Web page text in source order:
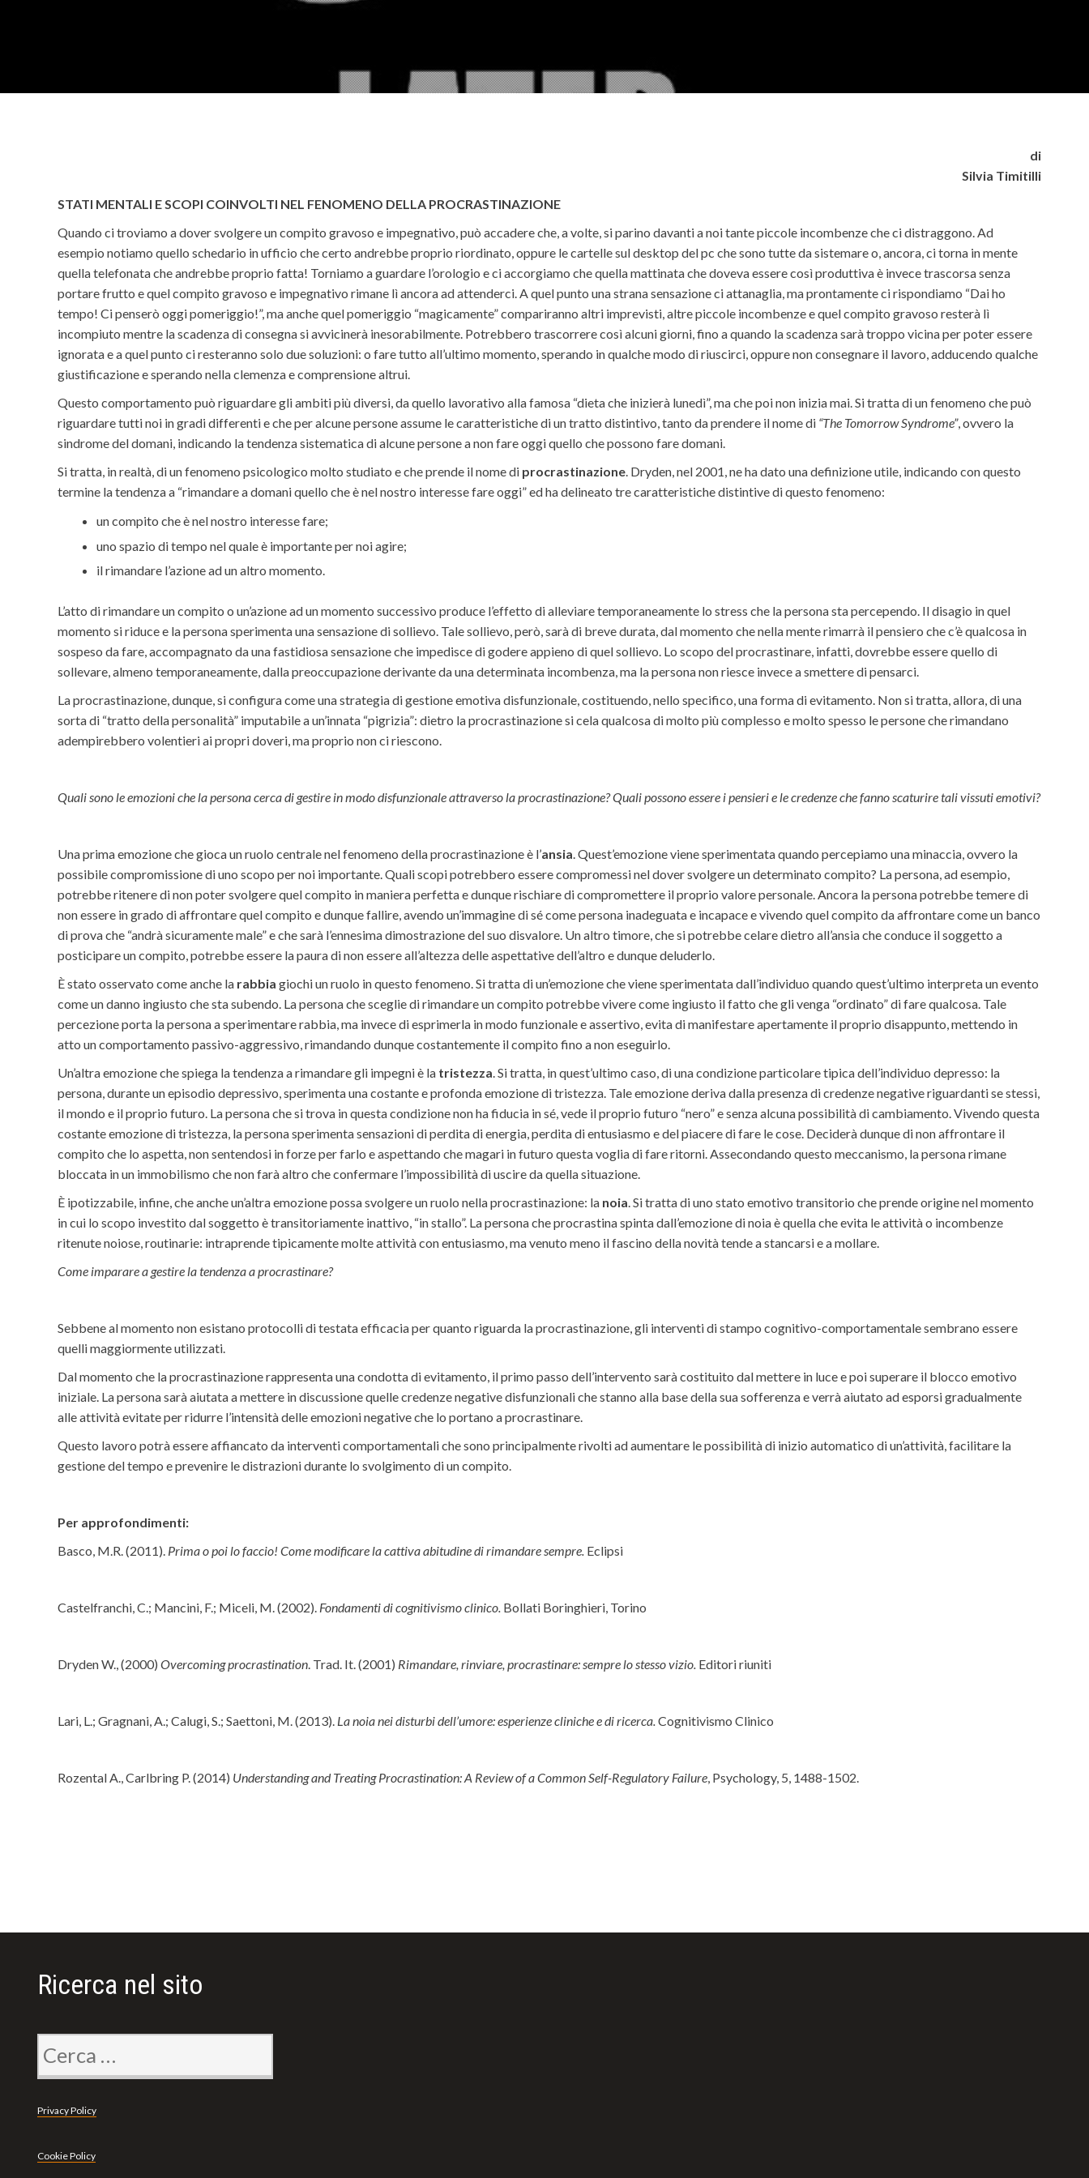
di
Silvia Timitilli
STATI MENTALI E SCOPI COINVOLTI NEL FENOMENO DELLA PROCRASTINAZIONE
Quando ci troviamo a dover svolgere un compito gravoso e impegnativo, può accadere che, a volte, si parino davanti a noi tante piccole incombenze che ci distraggono. Ad
esempio notiamo quello schedario in ufficio che certo andrebbe proprio riordinato, oppure le cartelle sul desktop del pc che sono tutte da sistemare o, ancora, ci torna in mente
quella telefonata che andrebbe proprio fatta! Torniamo a guardare l’orologio e ci accorgiamo che quella mattinata che doveva essere così produttiva è invece trascorsa senza
portare frutto e quel compito gravoso e impegnativo rimane lì ancora ad attenderci. A quel punto una strana sensazione ci attanaglia, ma prontamente ci rispondiamo “Dai ho
tempo! Ci penserò oggi pomeriggio!”, ma anche quel pomeriggio “magicamente” compariranno altri imprevisti, altre piccole incombenze e quel compito gravoso resterà lì
incompiuto mentre la scadenza di consegna si avvicinerà inesorabilmente. Potrebbero trascorrere così alcuni giorni, fino a quando la scadenza sarà troppo vicina per poter essere
ignorata e a quel punto ci resteranno solo due soluzioni: o fare tutto all’ultimo momento, sperando in qualche modo di riuscirci, oppure non consegnare il lavoro, adducendo qualche
giustificazione e sperando nella clemenza e comprensione altrui.
Questo comportamento può riguardare gli ambiti più diversi, da quello lavorativo alla famosa “dieta che inizierà lunedì”, ma che poi non inizia mai. Si tratta di un fenomeno che può
riguardare tutti noi in gradi differenti e che per alcune persone assume le caratteristiche di un tratto distintivo, tanto da prendere il nome di “The Tomorrow Syndrome”, ovvero la
sindrome del domani, indicando la tendenza sistematica di alcune persone a non fare oggi quello che possono fare domani.
Si tratta, in realtà, di un fenomeno psicologico molto studiato e che prende il nome di procrastinazione. Dryden, nel 2001, ne ha dato una definizione utile, indicando con questo
termine la tendenza a “rimandare a domani quello che è nel nostro interesse fare oggi” ed ha delineato tre caratteristiche distintive di questo fenomeno:
un compito che è nel nostro interesse fare;
uno spazio di tempo nel quale è importante per noi agire;
il rimandare l’azione ad un altro momento.
L’atto di rimandare un compito o un’azione ad un momento successivo produce l’effetto di alleviare temporaneamente lo stress che la persona sta percependo. Il disagio in quel
momento si riduce e la persona sperimenta una sensazione di sollievo. Tale sollievo, però, sarà di breve durata, dal momento che nella mente rimarrà il pensiero che c’è qualcosa in
sospeso da fare, accompagnato da una fastidiosa sensazione che impedisce di godere appieno di quel sollievo. Lo scopo del procrastinare, infatti, dovrebbe essere quello di
sollevare, almeno temporaneamente, dalla preoccupazione derivante da una determinata incombenza, ma la persona non riesce invece a smettere di pensarci.
La procrastinazione, dunque, si configura come una strategia di gestione emotiva disfunzionale, costituendo, nello specifico, una forma di evitamento. Non si tratta, allora, di una
sorta di “tratto della personalità” imputabile a un’innata “pigrizia”: dietro la procrastinazione si cela qualcosa di molto più complesso e molto spesso le persone che rimandano
adempirebbero volentieri ai propri doveri, ma proprio non ci riescono.
Quali sono le emozioni che la persona cerca di gestire in modo disfunzionale attraverso la procrastinazione? Quali possono essere i pensieri e le credenze che fanno scaturire tali vissuti emotivi?
Una prima emozione che gioca un ruolo centrale nel fenomeno della procrastinazione è l’ansia . Quest’emozione viene sperimentata quando percepiamo una minaccia, ovvero la
possibile compromissione di uno scopo per noi importante. Quali scopi potrebbero essere compromessi nel dover svolgere un determinato compito? La persona, ad esempio,
potrebbe ritenere di non poter svolgere quel compito in maniera perfetta e dunque rischiare di compromettere il proprio valore personale. Ancora la persona potrebbe temere di
non essere in grado di affrontare quel compito e dunque fallire, avendo un’immagine di sé come persona inadeguata e incapace e vivendo quel compito da affrontare come un banco
di prova che “andrà sicuramente male” e che sarà l’ennesima dimostrazione del suo disvalore. Un altro timore, che si potrebbe celare dietro all’ansia che conduce il soggetto a
posticipare un compito, potrebbe essere la paura di non essere all’altezza delle aspettative dell’altro e dunque deluderlo.
È stato osservato come anche la rabbia giochi un ruolo in questo fenomeno. Si tratta di un’emozione che viene sperimentata dall’individuo quando quest’ultimo interpreta un evento
come un danno ingiusto che sta subendo. La persona che sceglie di rimandare un compito potrebbe vivere come ingiusto il fatto che gli venga “ordinato” di fare qualcosa. Tale
percezione porta la persona a sperimentare rabbia, ma invece di esprimerla in modo funzionale e assertivo, evita di manifestare apertamente il proprio disappunto, mettendo in
atto un comportamento passivo-aggressivo, rimandando dunque costantemente il compito fino a non eseguirlo.
Un’altra emozione che spiega la tendenza a rimandare gli impegni è la tristezza . Si tratta, in quest’ultimo caso, di una condizione particolare tipica dell’individuo depresso: la
persona, durante un episodio depressivo, sperimenta una costante e profonda emozione di tristezza. Tale emozione deriva dalla presenza di credenze negative riguardanti se stessi,
il mondo e il proprio futuro. La persona che si trova in questa condizione non ha fiducia in sé, vede il proprio futuro “nero” e senza alcuna possibilità di cambiamento. Vivendo questa
costante emozione di tristezza, la persona sperimenta sensazioni di perdita di energia, perdita di entusiasmo e del piacere di fare le cose. Deciderà dunque di non affrontare il
compito che lo aspetta, non sentendosi in forze per farlo e aspettando che magari in futuro questa voglia di fare ritorni. Assecondando questo meccanismo, la persona rimane
bloccata in un immobilismo che non farà altro che confermare l’impossibilità di uscire da quella situazione.
È ipotizzabile, infine, che anche un’altra emozione possa svolgere un ruolo nella procrastinazione: la noia . Si tratta di uno stato emotivo transitorio che prende origine nel momento
in cui lo scopo investito dal soggetto è transitoriamente inattivo, “in stallo”. La persona che procrastina spinta dall’emozione di noia è quella che evita le attività o incombenze
ritenute noiose, routinarie: intraprende tipicamente molte attività con entusiasmo, ma venuto meno il fascino della novità tende a stancarsi e a mollare.
Come imparare a gestire la tendenza a procrastinare?
Sebbene al momento non esistano protocolli di testata efficacia per quanto riguarda la procrastinazione, gli interventi di stampo cognitivo-comportamentale sembrano essere
quelli maggiormente utilizzati.
Dal momento che la procrastinazione rappresenta una condotta di evitamento, il primo passo dell’intervento sarà costituito dal mettere in luce e poi superare il blocco emotivo
iniziale. La persona sarà aiutata a mettere in discussione quelle credenze negative disfunzionali che stanno alla base della sua sofferenza e verrà aiutato ad esporsi gradualmente
alle attività evitate per ridurre l’intensità delle emozioni negative che lo portano a procrastinare.
Questo lavoro potrà essere affiancato da interventi comportamentali che sono principalmente rivolti ad aumentare le possibilità di inizio automatico di un’attività, facilitare la
gestione del tempo e prevenire le distrazioni durante lo svolgimento di un compito.
Per approfondimenti:
Basco, M.R. (2011). Prima o poi lo faccio! Come modificare la cattiva abitudine di rimandare sempre. Eclipsi
Castelfranchi, C.; Mancini, F.; Miceli, M. (2002). Fondamenti di cognitivismo clinico. Bollati Boringhieri, Torino
Dryden W., (2000)Overcoming procrastination . Trad. It. (2001) Rimandare, rinviare, procrastinare: sempre lo stesso vizio. Editori riuniti
Lari, L.; Gragnani, A.; Calugi, S.; Saettoni, M. (2013). La noia nei disturbi dell’umore: esperienze cliniche e di ricerca.Cognitivismo Clinico
Rozental A., Carlbring P. (2014) Understanding and Treating Procrastination: A Review of a Common Self-Regulatory Failure , Psychology, 5, 1488-1502.
Ricerca nel sito
Ricerca
per:
Privacy Policy
Cookie Policy